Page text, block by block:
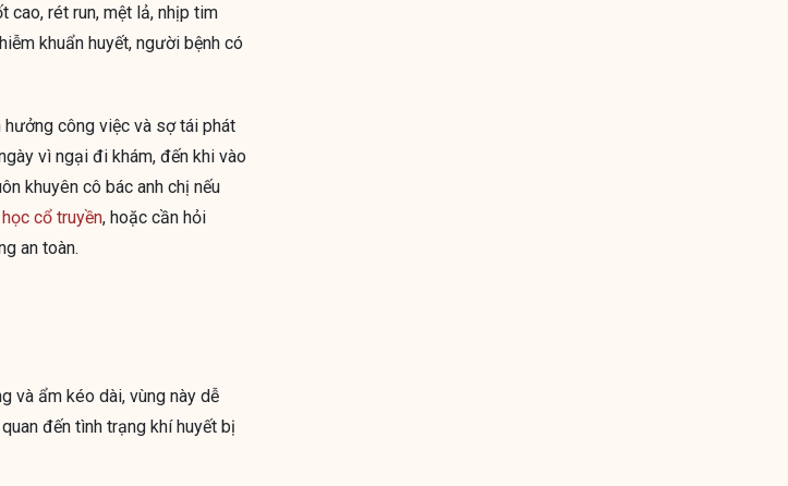
cao, rét run, mệt lả, nhịp tim
khuẩn huyết, người bệnh có
hưởng công việc và sợ tái phát
vì ngại đi khám, đến khi vào
khuyên cô bác anh chị nếu
cổ truyền, hoặc cần hỏi
an toàn.
và ẩm kéo dài, vùng này dễ
đến tình trạng khí huyết bị